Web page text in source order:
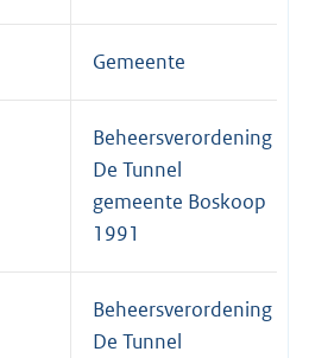
Gemeente
Beheersverordening
De Tunnel
gemeente Boskoop
1991
Beheersverordening
De Tunnel